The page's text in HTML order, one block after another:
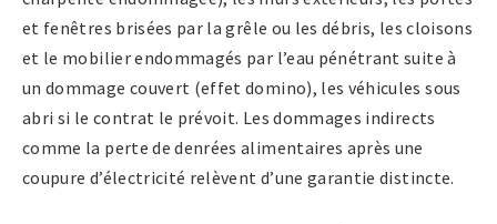
et fenêtres brisées par la grêle ou les débris, les cloisons
et le mobilier endommagés par l’eau pénétrant suite à
un dommage couvert (effet domino), les véhicules sous
abri si le contrat le prévoit. Les dommages indirects
comme la perte de denrées alimentaires après une
coupure d’électricité relèvent d’une garantie distincte.